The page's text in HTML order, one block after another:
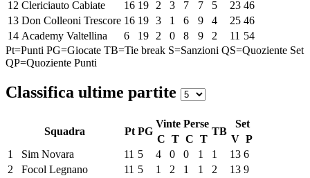
12 Clericiauto Cabiate 16 19 2 3 7 7 5 23 46
13 Don Colleoni Trescore 16 19 3 1 6 9 4 25 46
14 Academy Valtellina 6 19 2 0 8 9 2 11 54
Pt=Punti PG=Giocate TB=Tie break S=Sanzioni QS=Quoziente Set
QP=Quoziente Punti
Classifica ultime partite
Squadra Pt PG
Vinte Perse
TB
Set
C T C T V P
1
Sim Novara 11 5 4 0 0 1 1 13 6
2
Focol Legnano 11 5 1 2 1 1 2 13 9